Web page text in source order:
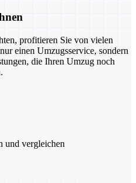
profitieren Sie von vielen
einen Umzugsservice, sondern
die Ihren Umzug noch
und vergleichen